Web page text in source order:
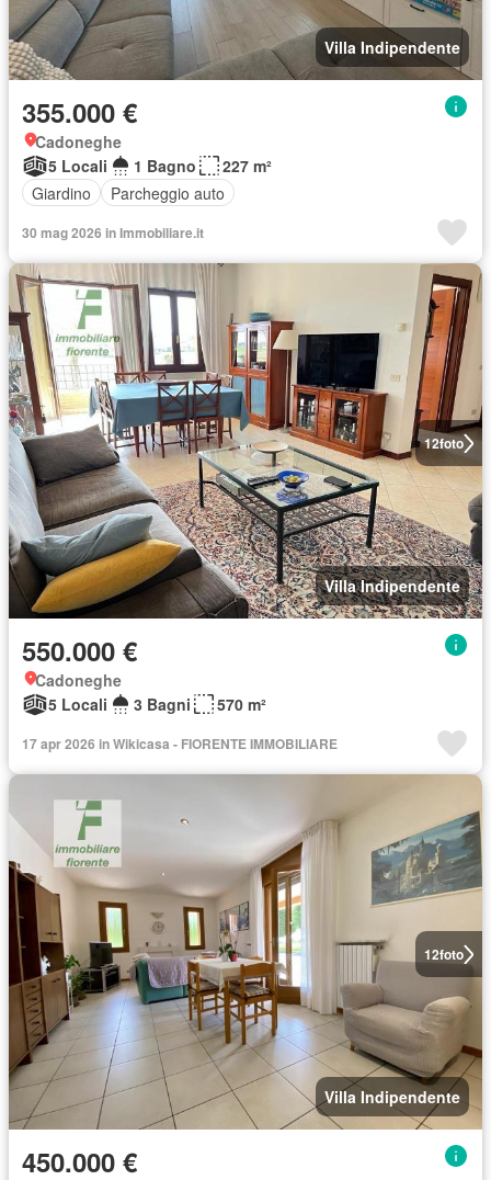
Villa Indipendente
355.000 €
Cadoneghe
5 Locali
1 Bagno
227 m²
Giardino
Parcheggio auto
30 mag 2026 in Immobiliare.it
12foto
Villa Indipendente
550.000 €
Cadoneghe
5 Locali
3 Bagni 570 m²
17 apr 2026 in Wikicasa - FIORENTE IMMOBILIARE
12foto
Villa Indipendente
450.000 €